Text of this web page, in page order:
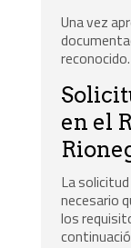
Una vez
reconocido.
en el
La
necesario
los